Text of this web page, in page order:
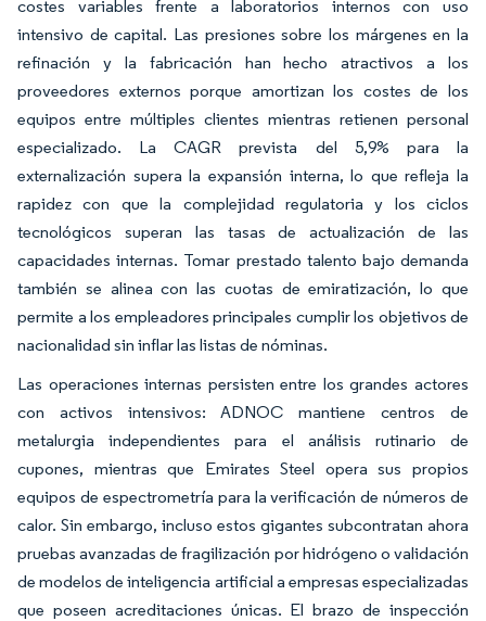
costes variables frente a laboratorios internos con uso
intensivo de capital. Las presiones sobre los márgenes en la
refinación y la fabricación han hecho atractivos a los
proveedores externos porque amortizan los costes de los
equipos entre múltiples clientes mientras retienen personal
especializado. La CAGR prevista del 5,9% para la
externalización supera la expansión interna, lo que refleja la
rapidez con que la complejidad regulatoria y los ciclos
tecnológicos superan las tasas de actualización de las
capacidades internas. Tomar prestado talento bajo demanda
también se alinea con las cuotas de emiratización, lo que
permite a los empleadores principales cumplir los objetivos de
nacionalidad sin inflar las listas de nóminas.
Las operaciones internas persisten entre los grandes actores
con activos intensivos: ADNOC mantiene centros de
metalurgia independientes para el análisis rutinario de
cupones, mientras que Emirates Steel opera sus propios
equipos de espectrometría para la verificación de números de
calor. Sin embargo, incluso estos gigantes subcontratan ahora
pruebas avanzadas de fragilización por hidrógeno o validación
de modelos de inteligencia artificial a empresas especializadas
que poseen acreditaciones únicas. El brazo de inspección